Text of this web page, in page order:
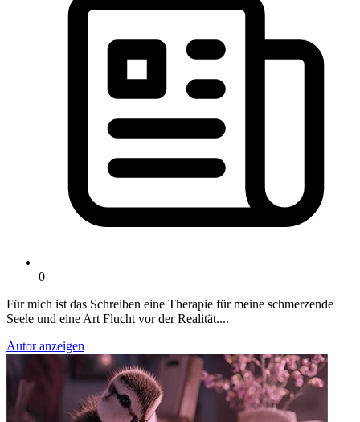
0
Für mich ist das Schreiben eine Therapie für meine schmerzende
Seele und eine Art Flucht vor der Realität....
Autor anzeigen